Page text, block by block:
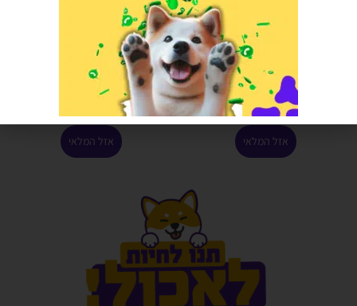
הרוויחו 12.45 נקודות ⭐
₪249.00
אזל המלאי
פרמינה | וט לייף חתול גסטרו
אינטסטינל 2 ק"ג
הרוויחו 7.75 נקודות ⭐
אזל המלאי